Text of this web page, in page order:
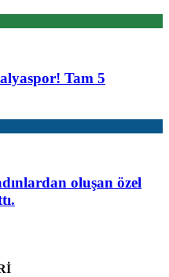
Tam 5
oluşan özel